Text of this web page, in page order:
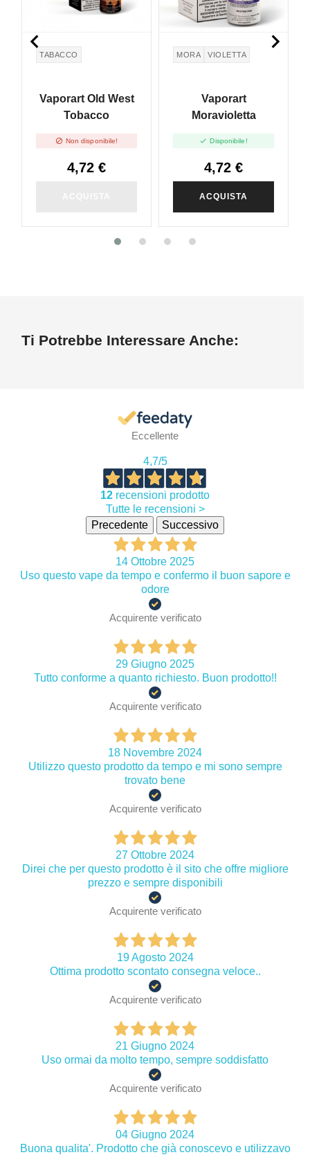
TABACCO
Vaporart Old West
Tobacco
 Non disponibile!
4,72 €
MORA VIOLETTA
Vaporart
Moravioletta
 Disponibile!
4,72 €
ACQUISTA
 
Ti Potrebbe Interessare Anche:
Eccellente
4,7/5
12 recensioni prodotto
Tutte le recensioni >
Precedente
Successivo
14 Ottobre 2025
Uso questo vape da tempo e confermo il buon sapore e
odore
Acquirente verificato
29 Giugno 2025
Tutto conforme a quanto richiesto. Buon prodotto!!
Acquirente verificato
18 Novembre 2024
Utilizzo questo prodotto da tempo e mi sono sempre
trovato bene
Acquirente verificato
27 Ottobre 2024
Direi che per questo prodotto è il sito che offre migliore
prezzo e sempre disponibili
Acquirente verificato
19 Agosto 2024
Ottima prodotto scontato consegna veloce..
Acquirente verificato
21 Giugno 2024
Uso ormai da molto tempo, sempre soddisfatto
Acquirente verificato
04 Giugno 2024
Buona qualita'. Prodotto che già conoscevo e utilizzavo